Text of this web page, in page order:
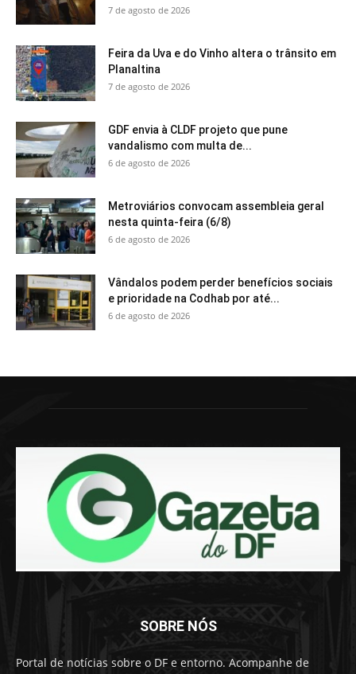
7 de agosto de 2026
Feira da Uva e do Vinho altera o trânsito em
Planaltina
7 de agosto de 2026
GDF envia à CLDF projeto que pune
vandalismo com multa de...
6 de agosto de 2026
Metroviários convocam assembleia geral
nesta quinta-feira (6/8)
6 de agosto de 2026
Vândalos podem perder benefícios sociais
e prioridade na Codhab por até...
6 de agosto de 2026
SOBRE NÓS
Portal de notícias sobre o DF e entorno. Acompanhe de